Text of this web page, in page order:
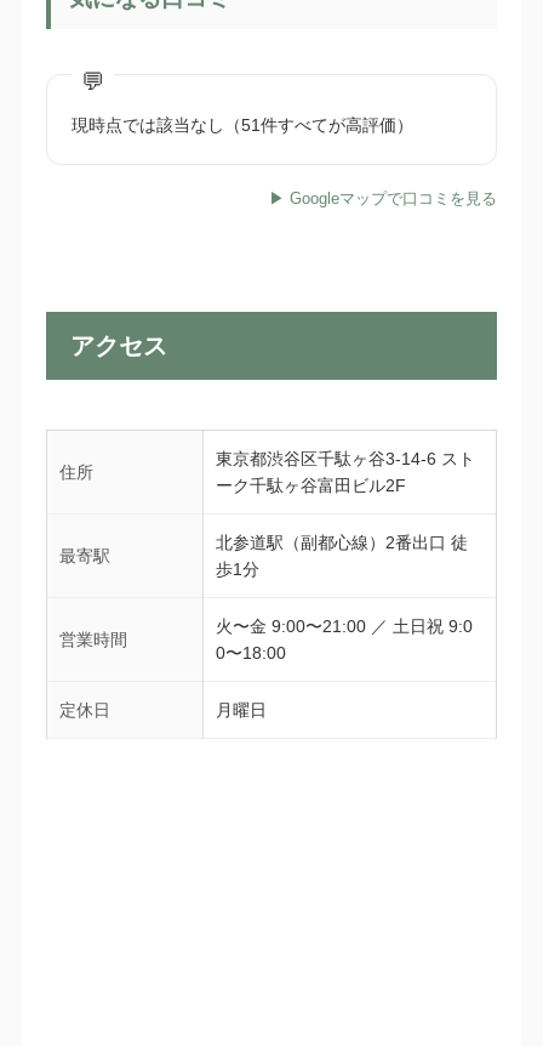
現時点では該当なし（51件すべてが高評価）
▶ Googleマップで口コミを見る
アクセス
住所
東京都渋谷区千駄ヶ谷3-14-6 スト
ーク千駄ヶ谷富田ビル2F
最寄駅
北参道駅（副都心線）2番出口 徒
歩1分
営業時間
火〜金 9:00〜21:00 ／ 土日祝 9:0
0〜18:00
定休日 月曜日